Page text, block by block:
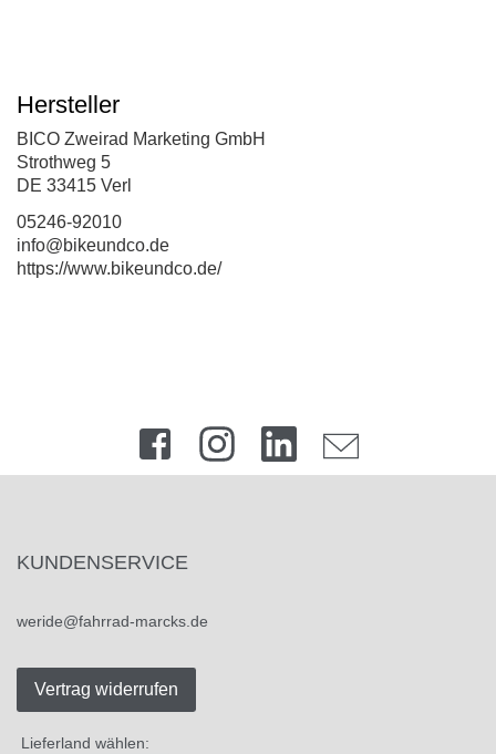
Hersteller
BICO Zweirad Marketing GmbH
Strothweg 5
DE 33415 Verl
05246-92010
info@bikeundco.de
https://www.bikeundco.de/
KUNDENSERVICE
weride@fahrrad-marcks.de
Vertrag widerrufen
Lieferland wählen: